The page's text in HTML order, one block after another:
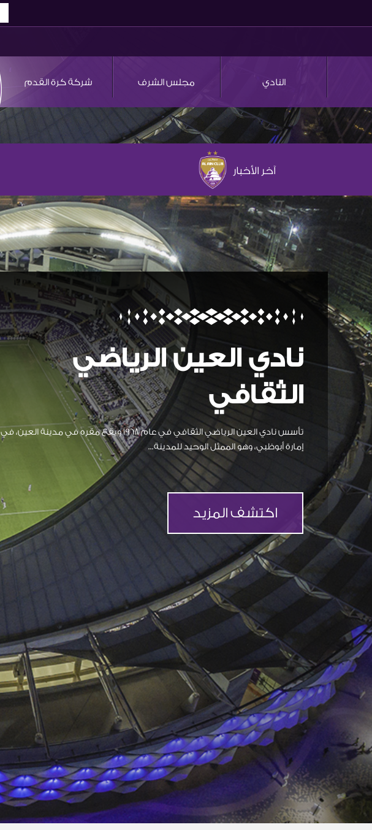
النادي مجلس الشرف شركة كرة القدم
آخر الأخبار
نادي العين الرياضي
الثقافي
تأسس نادي العين الرياضي الثقافي في عام 1968 ويقع مقره في مدينة العين، في
إمارة أبوظبي، وهو الممثل الوحيد للمدينة...
اكتشف المزيد